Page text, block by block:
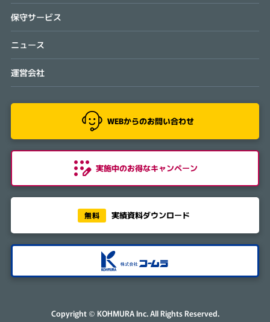
保守サービス
ニュース
運営会社
WEBからのお問い合わせ
実施中のお得なキャンペーン
無料 実績資料ダウンロード
Copyright © KOHMURA Inc. All Rights Reserved.